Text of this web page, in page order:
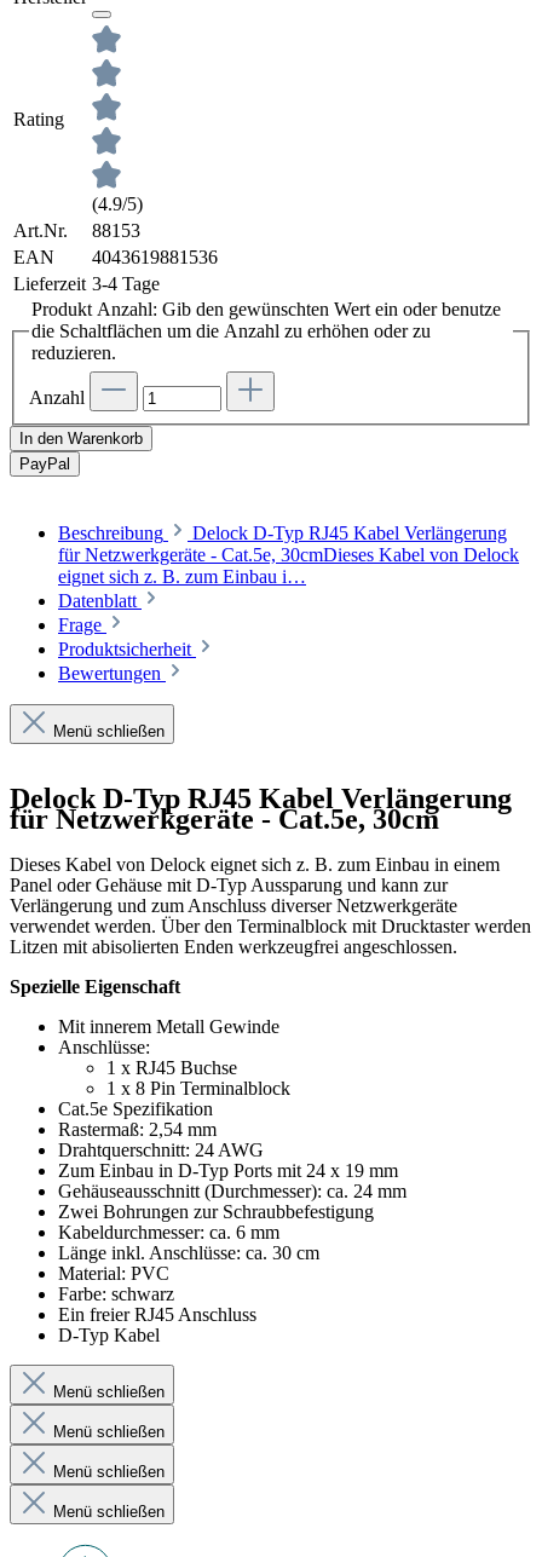
Rating
(4.9/5)
Art.Nr.
88153
EAN
4043619881536
Lieferzeit 3-4 Tage
Produkt Anzahl: Gib den gewünschten Wert ein oder benutze
die Schaltflächen um die Anzahl zu erhöhen oder zu
reduzieren.
Anzahl
In den Warenkorb
PayPal
Beschreibung
Delock D-Typ RJ45 Kabel Verlängerung
für Netzwerkgeräte - Cat.5e, 30cmDieses Kabel von Delock
eignet sich z. B. zum Einbau i…
Datenblatt
Frage
Produktsicherheit
Bewertungen
Menü schließen
Delock D-Typ RJ45 Kabel Verlängerung
für Netzwerkgeräte - Cat.5e, 30cm
Dieses Kabel von Delock eignet sich z. B. zum Einbau in einem
Panel oder Gehäuse mit D-Typ Aussparung und kann zur
Verlängerung und zum Anschluss diverser Netzwerkgeräte
verwendet werden. Über den Terminalblock mit Drucktaster werden
Litzen mit abisolierten Enden werkzeugfrei angeschlossen.
Spezielle Eigenschaft
Mit innerem Metall Gewinde
Anschlüsse:
1 x RJ45 Buchse
1 x 8 Pin Terminalblock
Cat.5e Spezifikation
Rastermaß: 2,54 mm
Drahtquerschnitt: 24 AWG
Zum Einbau in D-Typ Ports mit 24 x 19 mm
Gehäuseausschnitt (Durchmesser): ca. 24 mm
Zwei Bohrungen zur Schraubbefestigung
Kabeldurchmesser: ca. 6 mm
Länge inkl. Anschlüsse: ca. 30 cm
Material: PVC
Farbe: schwarz
Ein freier RJ45 Anschluss
D-Typ Kabel
Menü schließen
Menü schließen
Menü schließen
Menü schließen